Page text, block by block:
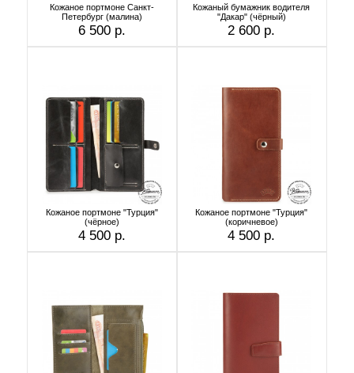
Кожаное портмоне Санкт-
Петербург (малина)
6 500 р.
Кожаный бумажник водителя
"Дакар" (чёрный)
2 600 р.
Кожаное портмоне "Турция"
(чёрное)
4 500 р.
Кожаное портмоне "Турция"
(коричневое)
4 500 р.